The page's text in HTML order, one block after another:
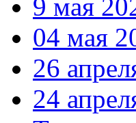
9 мая
04 мая
26
24